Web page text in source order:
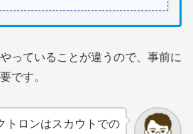
っていることが違うので、事前に
です。
トロンはスカウトでの